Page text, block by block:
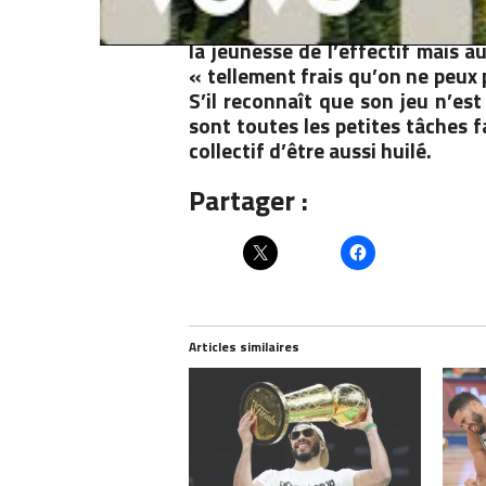
sur la franchise mythique dans
la jeunesse de l’effectif mais
« tellement frais qu’on ne
S’il reconnaît que son jeu
sont toutes les petites tâches
collectif d’être aussi huilé.
Partager :
Articles similaires